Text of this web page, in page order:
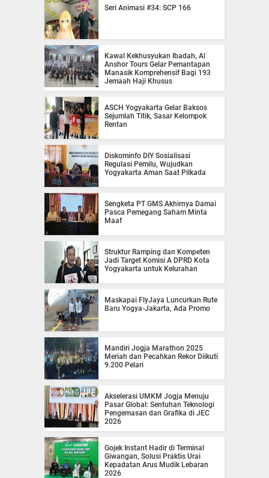
Seri Animasi #34: SCP 166
Kawal Kekhusyukan Ibadah, Al
Anshor Tours Gelar Pemantapan
Manasik Komprehensif Bagi 193
Jemaah Haji Khusus
ASCH Yogyakarta Gelar Baksos
Sejumlah Titik, Sasar Kelompok
Rentan
Diskominfo DIY Sosialisasi
Regulasi Pemilu, Wujudkan
Yogyakarta Aman Saat Pilkada
Sengketa PT GMS Akhirnya Damai
Pasca Pemegang Saham Minta
Maaf
Struktur Ramping dan Kompeten
Jadi Target Komisi A DPRD Kota
Yogyakarta untuk Kelurahan
Maskapai FlyJaya Luncurkan Rute
Baru Yogya-Jakarta, Ada Promo
Mandiri Jogja Marathon 2025
Meriah dan Pecahkan Rekor Diikuti
9.200 Pelari
Akselerasi UMKM Jogja Menuju
Pasar Global: Sentuhan Teknologi
Pengemasan dan Grafika di JEC
2026
Gojek Instant Hadir di Terminal
Giwangan, Solusi Praktis Urai
Kepadatan Arus Mudik Lebaran
2026